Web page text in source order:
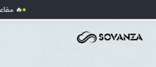
🔥 مقاعد محدودة — 3